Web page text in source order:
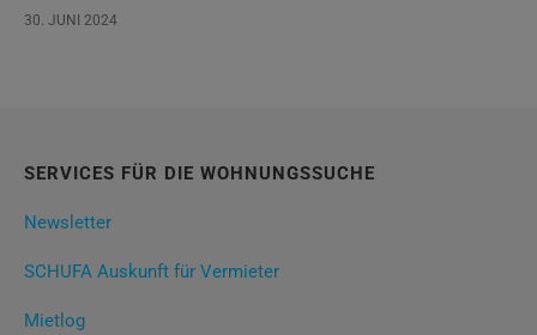
30. JUNI 2024
SERVICES FÜR DIE WOHNUNGSSUCHE
Newsletter
SCHUFA Auskunft für Vermieter
Mietlog